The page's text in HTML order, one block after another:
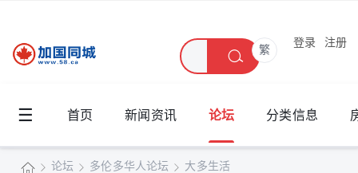
繁
登录 注册
☰ 首页 新闻资讯 论坛 分类信息
论坛 多伦多华人论坛 大多生活